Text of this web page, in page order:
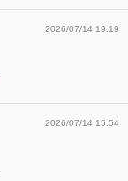
2026/07/14 19:19
2026/07/14 15:54